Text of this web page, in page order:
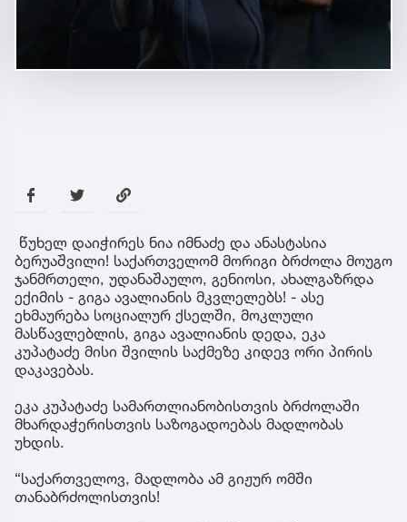
წუხელ დაიჭირეს ნია იმნაძე და ანასტასია
ბერუაშვილი! საქართველომ მორიგი ბრძოლა მოუგო
ჯანმრთელი, უდანაშაულო, გენიოსი, ახალგაზრდა
ექიმის - გიგა ავალიანის მკვლელებს! - ასე
ეხმაურება სოციალურ ქსელში, მოკლული
მასწავლებლის, გიგა ავალიანის დედა, ეკა
კუპატაძე მისი შვილის საქმეზე კიდევ ორი პირის
დაკავებას.
ეკა კუპატაძე სამართლიანობისთვის ბრძოლაში
მხარდაჭერისთვის საზოგადოებას მადლობას
უხდის.
“საქართველოვ, მადლობა ამ გიჟურ ომში
თანაბრძოლისთვის!